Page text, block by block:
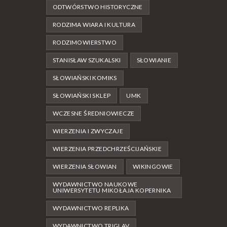
ODTWÓRSTWO HISTORYCZNE
RODZIMA WIARA I KULTURA
RODZIMOWIERSTWO
STANISŁAW SZUKALSKI SŁOWIANIE
SŁOWIAŃSKI KOMIKS
SŁOWIAŃSKI SKLEP UMK
WCZESNE ŚREDNIOWIECZE
WIERZENIA I ZWYCZAJE
WIERZENIA PRZEDCHRZEŚCIJAŃSKIE
WIERZENIA SŁOWIAN WIKINGOWIE
WYDAWNICTWO NAUKOWE
UNIWERSYTETU MIKOŁAJA KOPERNIKA
WYDAWNICTWO REPLIKA